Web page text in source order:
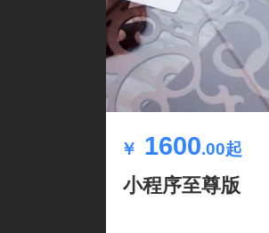
￥ 1600.00起
小程序至尊版